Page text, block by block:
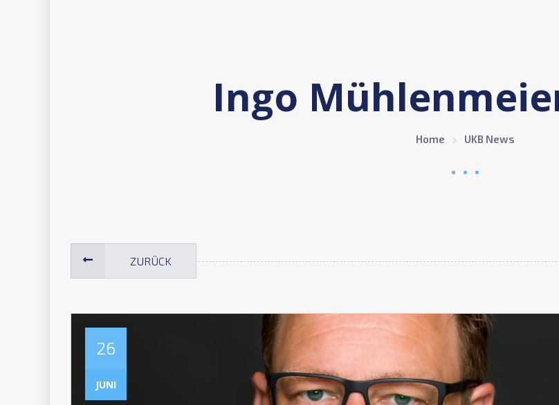
Ingo
Home UKB News
ZURÜCK
26
JUNI